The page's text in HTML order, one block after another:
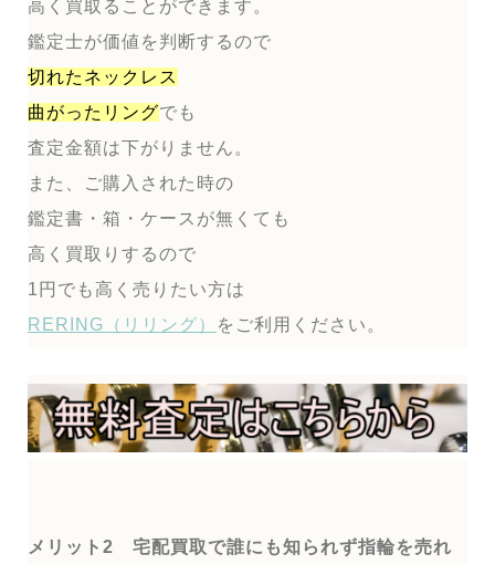
高く買取ることができます。
鑑定士が価値を判断するので
切れたネックレス
曲がったリングでも
査定金額は下がりません。
また、ご購入された時の
鑑定書・箱・ケースが無くても
高く買取りするので
1円でも高く売りたい方は
RERING（リリング）
をご利用ください。
メリット2 宅配買取で誰にも知られず指輪を売れ